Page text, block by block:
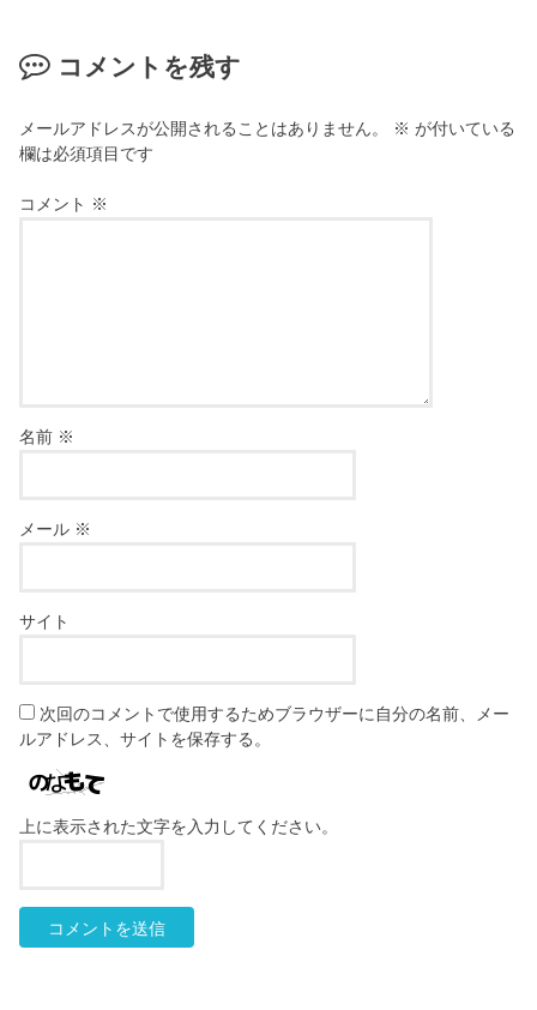
コメントを残す
メールアドレスが公開されることはありません。 ※ が付いている
欄は必須項目です
コメント ※
名前 ※
メール ※
サイト
次回のコメントで使用するためブラウザーに自分の名前、メー
ルアドレス、サイトを保存する。
上に表示された文字を入力してください。